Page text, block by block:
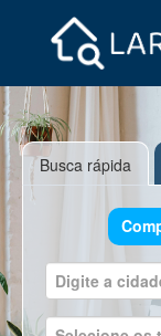
Busca rápida